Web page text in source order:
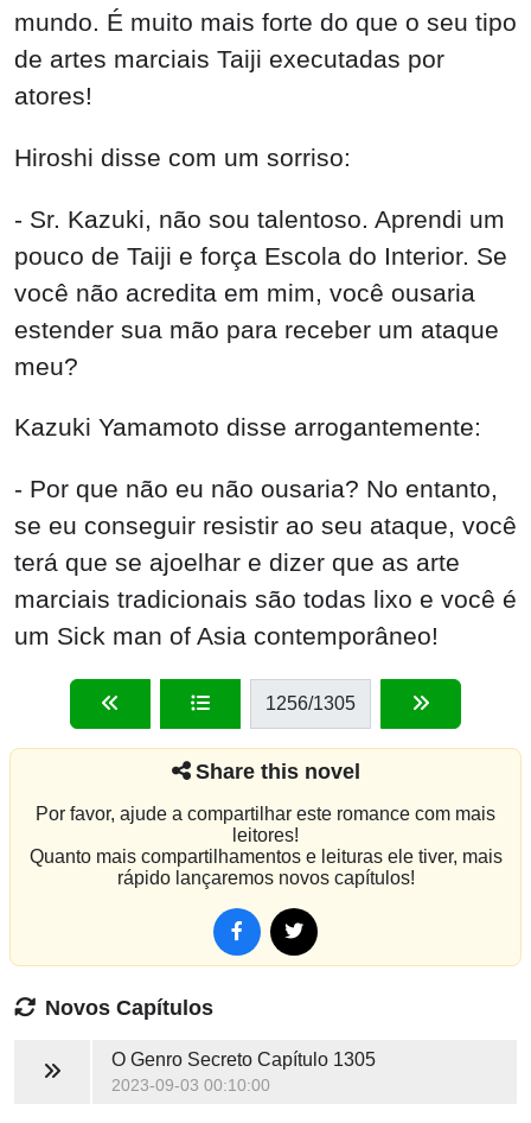
mundo. É muito mais forte do que o seu tipo
de artes marciais Taiji executadas por
atores!
Hiroshi disse com um sorriso:
- Sr. Kazuki, não sou talentoso. Aprendi um
pouco de Taiji e força Escola do Interior. Se
você não acredita em mim, você ousaria
estender sua mão para receber um ataque
meu?
Kazuki Yamamoto disse arrogantemente:
- Por que não eu não ousaria? No entanto,
se eu conseguir resistir ao seu ataque, você
terá que se ajoelhar e dizer que as arte
marciais tradicionais são todas lixo e você é
um Sick man of Asia contemporâneo!
1256/1305
Share this novel
Por favor, ajude a compartilhar este romance com mais
leitores!
Quanto mais compartilhamentos e leituras ele tiver, mais
rápido lançaremos novos capítulos!
Novos Capítulos
O Genro SecretoCapítulo 1305
2023-09-03 00:10:00